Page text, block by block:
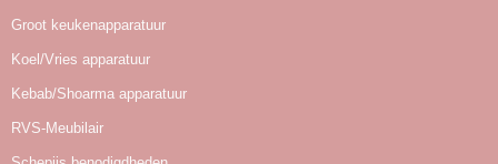
Groot keukenapparatuur
Koel/Vries apparatuur
Kebab/Shoarma apparatuur
RVS-Meubilair